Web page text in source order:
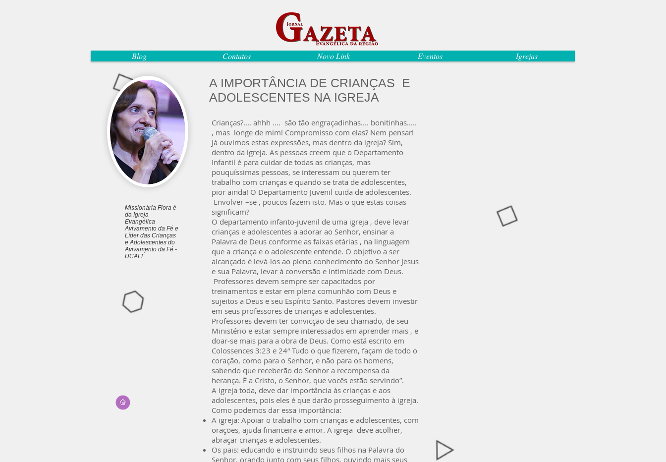
Blog Contatos Novo Link Eventos Igrejas
Missionária Flora é
da Igreja
Evangélica
Avivamento da Fé e
Líder das Crianças
e Adolescentes do
Avivamento da Fé -
UCAFÉ.
A IMPORTÂNCIA DE CRIANÇAS E
ADOLESCENTES NA IGREJA
Crianças?.... ahhh .... são tão engraçadinhas.... bonitinhas.....
, mas longe de mim! Compromisso com elas? Nem pensar!
Já ouvimos estas expressões, mas dentro da igreja? Sim,
dentro da igreja. As pessoas creem que o Departamento
Infantil é para cuidar de todas as crianças, mas
pouquíssimas pessoas, se interessam ou querem ter
trabalho com crianças e quando se trata de adolescentes,
pior ainda! O Departamento Juvenil cuida de adolescentes.
Envolver –se , poucos fazem isto. Mas o que estas coisas
significam?
O departamento infanto-juvenil de uma igreja , deve levar
crianças e adolescentes a adorar ao Senhor, ensinar a
Palavra de Deus conforme as faixas etárias , na linguagem
que a criança e o adolescente entende. O objetivo a ser
alcançado é levá-los ao pleno conhecimento do Senhor Jesus
e sua Palavra, levar à conversão e intimidade com Deus.
Professores devem sempre ser capacitados por
treinamentos e estar em plena comunhão com Deus e
sujeitos a Deus e seu Espírito Santo. Pastores devem investir
em seus professores de crianças e adolescentes.
Professores devem ter convicção de seu chamado, de seu
Ministério e estar sempre interessados em aprender mais , e
doar-se mais para a obra de Deus. Como está escrito em
Colossences 3:23 e 24“ Tudo o que fizerem, façam de todo o
coração, como para o Senhor, e não para os homens,
sabendo que receberão do Senhor a recompensa da
herança. É a Cristo, o Senhor, que vocês estão servindo”.
A igreja toda, deve dar importância às crianças e aos
adolescentes, pois eles é que darão prosseguimento à igreja.
Como podemos dar essa importância:
A igreja: Apoiar o trabalho com crianças e adolescentes, com
orações, ajuda financeira e amor. A igreja deve acolher,
abraçar crianças e adolescentes.
Os pais: educando e instruindo seus filhos na Palavra do
Senhor, orando junto com seus filhos, ouvindo mais seus